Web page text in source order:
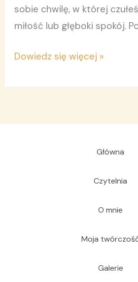
sobie chwilę, w której
miłość lub głęboki spokój.
Dowiedz się więcej »
Główna
Czytelnia
O mnie
Moja
Galerie